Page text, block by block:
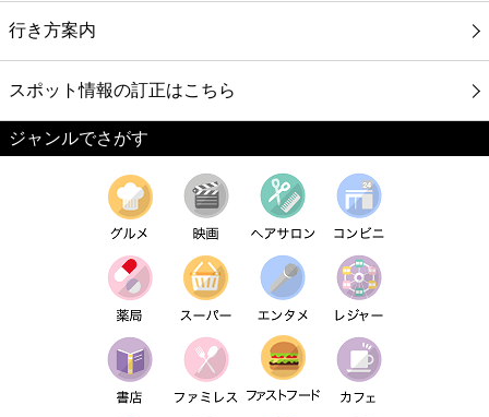
行き方案内
スポット情報の訂正はこちら
ジャンルでさがす